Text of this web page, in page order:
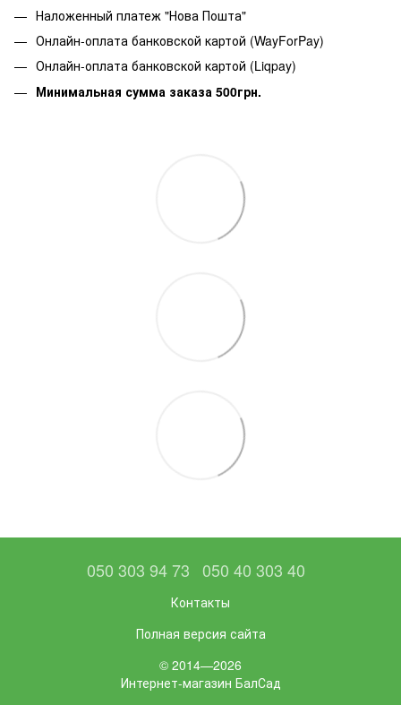
Наложенный платеж "Нова Пошта"
Онлайн-оплата банковской картой (WayForPay)
Онлайн-оплата банковской картой (Liqpay)
Минимальная сумма заказа 500грн.
050 303 94 73 050 40 303 40
Контакты
Полная версия сайта
© 2014—2026
Интернет-магазин БалСад